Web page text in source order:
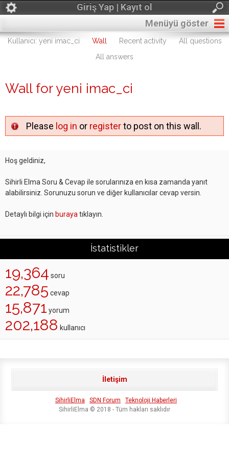
Giriş Yap | Kayıt ol
Menüyü göster
Kullanıcı: yeni imac_ci Wall Recent activity
All questions
All answers
Wall for yeni imac_ci
Please log in or registerto post on this wall.
Hoş geldiniz,
Sihirli Elma Soru & Cevap ile sorularınıza en kısa zamanda yanıt
alabilirsiniz. Sorunuzu sorun ve diğer kullanıcılar cevap versin.
Detaylı bilgi için buraya tıklayın.
İstatistikler
19,364 soru
22,785 cevap
15,871 yorum
202,188 kullanıcı
İletişim
SihirliElma SDN Forum
Teknoloji Haberleri
SihirliElma © 2018 - Tüm hakları saklıdır